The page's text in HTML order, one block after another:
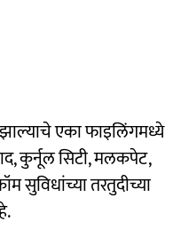
झाल्याचे एका फाइलिंगमध्ये
कुर्नूल सिटी, मलकपेट,
सुविधांच्या तरतुदीच्या